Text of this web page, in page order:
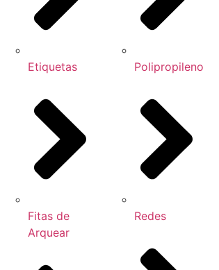
Etiquetas
Fitas de
Arquear
Polipropileno
Redes